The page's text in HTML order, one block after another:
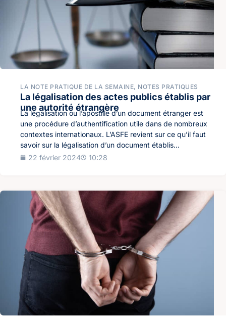
LA NOTE PRATIQUE DE LA SEMAINE, NOTES PRATIQUES
La légalisation des actes publics établis par
une autorité étrangère
La légalisation ou l’apostille d’un document étranger est
une procédure d’authentification utile dans de nombreux
contextes internationaux. L’ASFE revient sur ce qu’il faut
savoir sur la légalisation d’un document établis...
22 février 2024
10:28